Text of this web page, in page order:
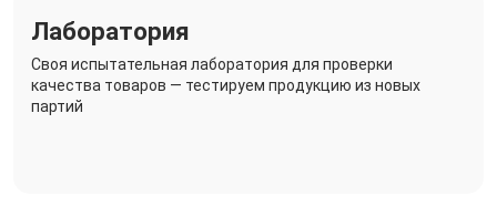
Лаборатория
Своя испытательная лаборатория для проверки
качества товаров — тестируем продукцию из новых
партий